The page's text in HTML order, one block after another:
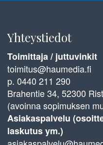
Yhteystiedot
Toimittaja / juttuvinkit
toimitus@haumedia.fi
p. 0440 211 290
Brahentie 34, 52300
(avoinna sopimuksen
Asiakaspalvelu
laskutus ym.)